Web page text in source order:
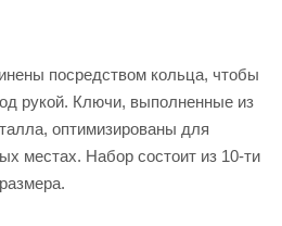
посредством кольца, чтобы
рукой. Ключи, выполненные из
оптимизированы для
местах. Набор состоит из 10-ти